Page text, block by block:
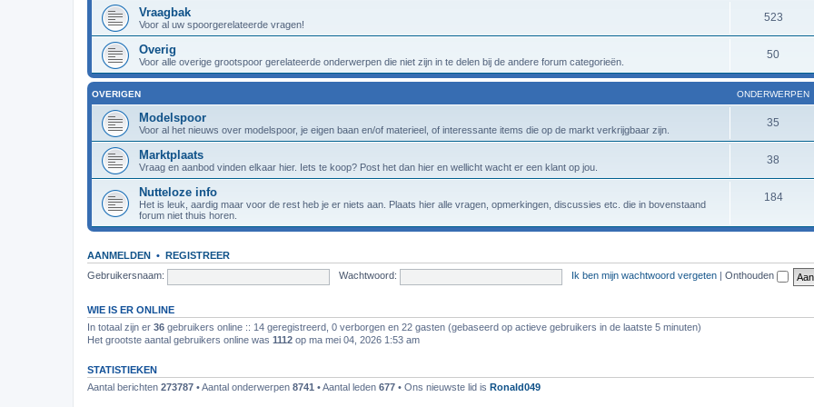
Vraagbak
Voor al uw spoorgerelateerde vragen!
523
Overig
Voor alle overige grootspoor gerelateerde onderwerpen die niet zijn in te delen bij de andere forum categorieën.
50
OVERIGEN ONDERWERPEN
Modelspoor
Voor al het nieuws over modelspoor, je eigen baan en/of materieel, of interessante items die op de markt verkrijgbaar zijn.
35
Marktplaats
Vraag en aanbod vinden elkaar hier. Iets te koop? Post het dan hier en wellicht wacht er een klant op jou.
38
Nutteloze info
Het is leuk, aardig maar voor de rest heb je er niets aan. Plaats hier alle vragen, opmerkingen, discussies etc. die in bovenstaand
forum niet thuis horen.
184
AANMELDEN • REGISTREER
Gebruikersnaam:
Wachtwoord: Ik ben mijn wachtwoord vergeten Onthouden
WIE IS ER ONLINE
In totaal zijn er 36 gebruikers online :: 14 geregistreerd, 0 verborgen en 22 gasten (gebaseerd op actieve gebruikers in de laatste 5 minuten)
Het grootste aantal gebruikers online was 1112 op ma mei 04, 2026 1:53 am
STATISTIEKEN
Aantal berichten 273787 • Aantal onderwerpen 8741 • Aantal leden 677 • Ons nieuwste lid is Ronald049